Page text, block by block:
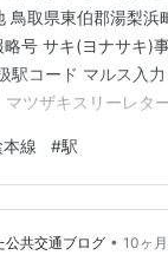
鳥取県東伯郡湯梨浜
号 サキ(ヨナサキ)
コード マルス入力
ツザキスリーレタ
本線 京都起点
局昭和30年4月) 記
設鉄道倉吉～当駅
扱開始。当駅で鉄道
線 #駅
公共交通ブログ • 10ヶ